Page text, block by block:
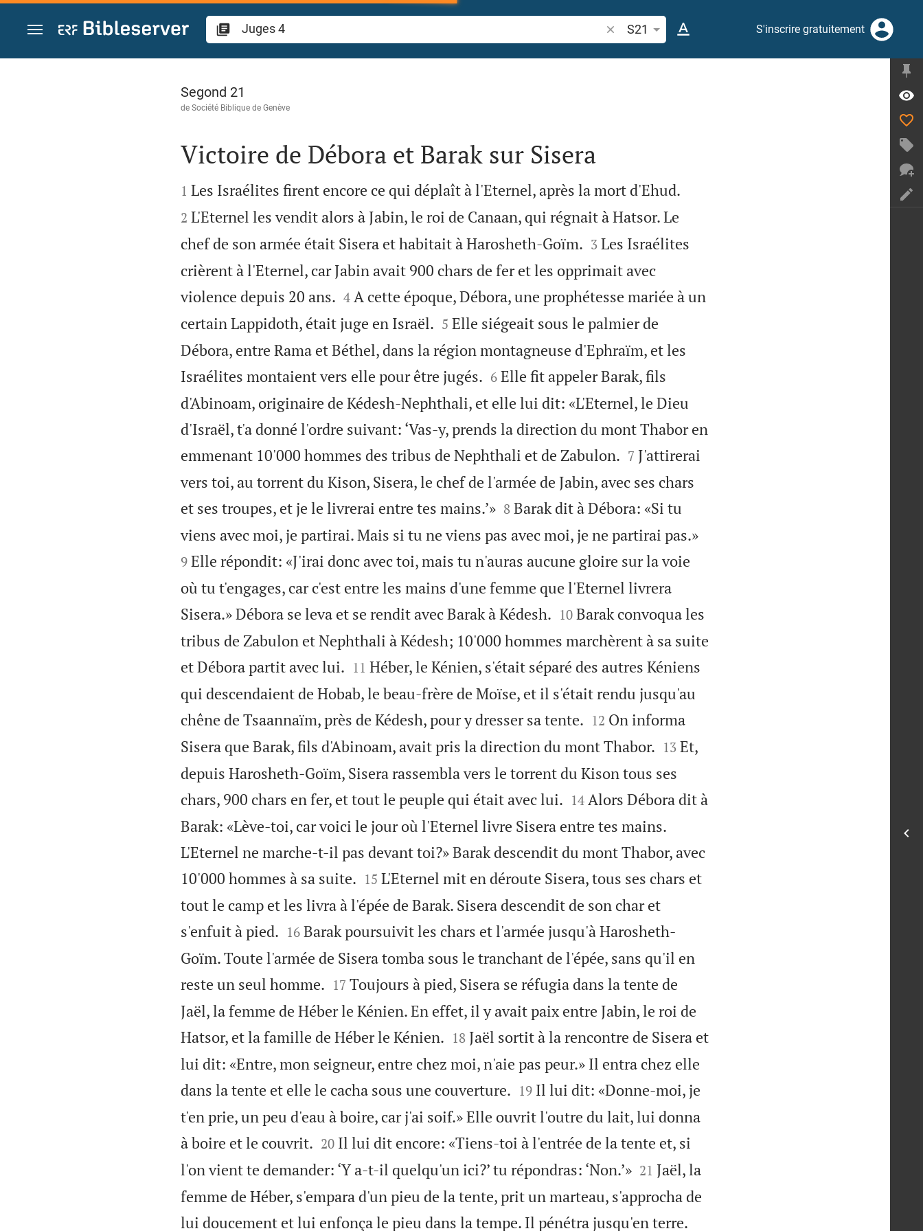
Aller vers contenu
Recherche d'un verset biblique ou mot
S21 S'inscrire gratuitement
Juges 4
Segond 21
de Société Biblique de Genève

Victoire de Débora et Barak sur Sisera

1 Les Israélites firent encore ce qui déplaît à l'Eternel, après la mort d'Ehud.
2 L'Eternel les vendit alors à Jabin, le roi de Canaan, qui régnait à Hatsor. Le
chef de son armée était Sisera et habitait à Harosheth-Goïm.
3 Les Israélites
crièrent à l'Eternel, car Jabin avait 900 chars de fer et les opprimait avec
violence depuis 20 ans.
4 A cette époque, Débora, une prophétesse mariée à un
certain Lappidoth, était juge en Israël.
5 Elle siégeait sous le palmier de
Débora, entre Rama et Béthel, dans la région montagneuse d'Ephraïm, et les
Israélites montaient vers elle pour être jugés.
6 Elle fit appeler Barak, fils
d'Abinoam, originaire de Kédesh-Nephthali, et elle lui dit: «L'Eternel, le Dieu
d'Israël, t'a donné l'ordre suivant: ‘Vas-y, prends la direction du mont Thabor en
emmenant 10'000 hommes des tribus de Nephthali et de Zabulon.
7 J'attirerai
vers toi, au torrent du Kison, Sisera, le chef de l'armée de Jabin, avec ses chars
et ses troupes, et je le livrerai entre tes mains.’»
8 Barak dit à Débora: «Si tu
viens avec moi, je partirai. Mais si tu ne viens pas avec moi, je ne partirai pas.»
9 Elle répondit: «J'irai donc avec toi, mais tu n'auras aucune gloire sur la voie
où tu t'engages, car c'est entre les mains d'une femme que l'Eternel livrera
Sisera.» Débora se leva et se rendit avec Barak à Kédesh.
10 Barak convoqua les
tribus de Zabulon et Nephthali à Kédesh; 10'000 hommes marchèrent à sa suite
et Débora partit avec lui.
11 Héber, le Kénien, s'était séparé des autres Kéniens
qui descendaient de Hobab, le beau-frère de Moïse, et il s'était rendu jusqu'au
chêne de Tsaannaïm, près de Kédesh, pour y dresser sa tente.
12 On informa
Sisera que Barak, fils d'Abinoam, avait pris la direction du mont Thabor.
13 Et,
depuis Harosheth-Goïm, Sisera rassembla vers le torrent du Kison tous ses
chars, 900 chars en fer, et tout le peuple qui était avec lui.
14 Alors Débora dit à
Barak: «Lève-toi, car voici le jour où l'Eternel livre Sisera entre tes mains.
L'Eternel ne marche-t-il pas devant toi?» Barak descendit du mont Thabor, avec
10'000 hommes à sa suite.
15 L'Eternel mit en déroute Sisera, tous ses chars et
tout le camp et les livra à l'épée de Barak. Sisera descendit de son char et
s'enfuit à pied.
16 Barak poursuivit les chars et l'armée jusqu'à Harosheth-
Goïm. Toute l'armée de Sisera tomba sous le tranchant de l'épée, sans qu'il en
reste un seul homme.
17 Toujours à pied, Sisera se réfugia dans la tente de
Jaël, la femme de Héber le Kénien. En effet, il y avait paix entre Jabin, le roi de
Hatsor, et la famille de Héber le Kénien.
18 Jaël sortit à la rencontre de Sisera et
lui dit: «Entre, mon seigneur, entre chez moi, n'aie pas peur.» Il entra chez elle
dans la tente et elle le cacha sous une couverture.
19 Il lui dit: «Donne-moi, je
t'en prie, un peu d'eau à boire, car j'ai soif.» Elle ouvrit l'outre du lait, lui donna
à boire et le couvrit.
20 Il lui dit encore: «Tiens-toi à l'entrée de la tente et, si
l'on vient te demander: ‘Y a-t-il quelqu'un ici?’ tu répondras: ‘Non.’»
21 Jaël, la
femme de Héber, s'empara d'un pieu de la tente, prit un marteau, s'approcha de
lui doucement et lui enfonça le pieu dans la tempe. Il pénétra jusqu'en terre.